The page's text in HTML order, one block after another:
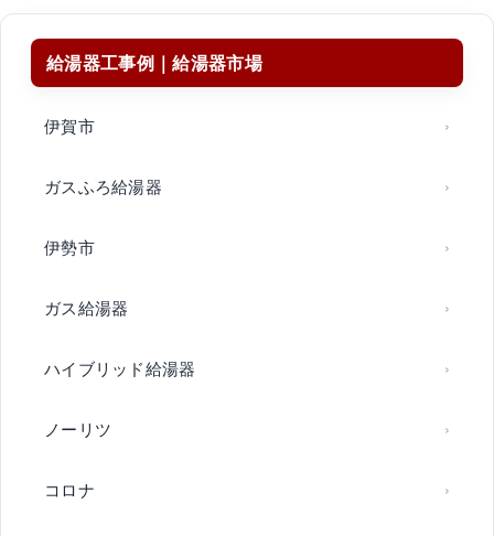
給湯器工事例｜給湯器市場
伊賀市
ガスふろ給湯器
伊勢市
ガス給湯器
ハイブリッド給湯器
ノーリツ
コロナ